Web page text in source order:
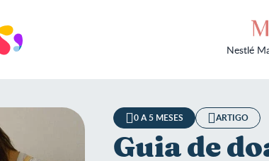
Nestlé
0 A 5 MESES ARTIGO
Guia de